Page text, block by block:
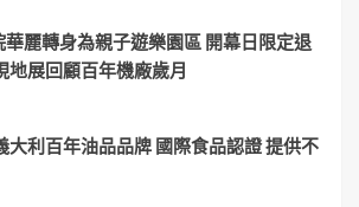
麗轉身為親子遊樂園區 開幕日限定退
地展回顧百年機廠歲月
大利百年油品品牌 國際食品認證 提供不